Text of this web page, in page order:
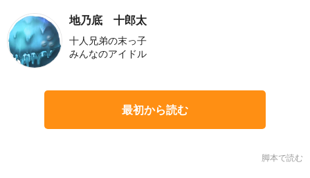
地乃底 十郎太
十人兄弟の末っ子
みんなのアイドル
最初から読む
脚本で読む